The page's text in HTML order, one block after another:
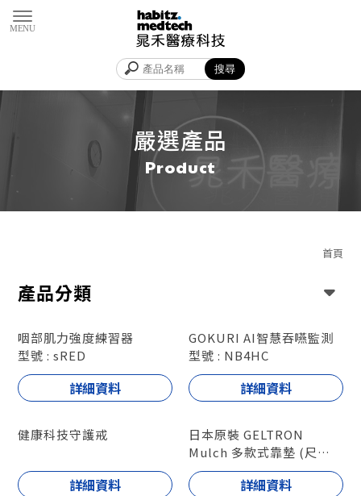
嚴選產品
首頁
產品分類
咽部肌力強度練習器
型號 : sRED
詳細資料
GOKURI AI智慧吞嚥監測
型號 : NB4HC
詳細資料
健康科技守護戒
詳細資料
日本原裝 GELTRON
Mulch 多款式靠墊 (尺寸L)
型號 : GTC-ML
詳細資料